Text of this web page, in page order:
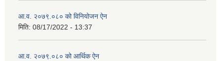
आ.व. २०७९.०८० को विनियोजन ऐन
मिति: 08/17/2022 - 13:37
आ.व. २०७९.०८० को आर्थिक ऐन